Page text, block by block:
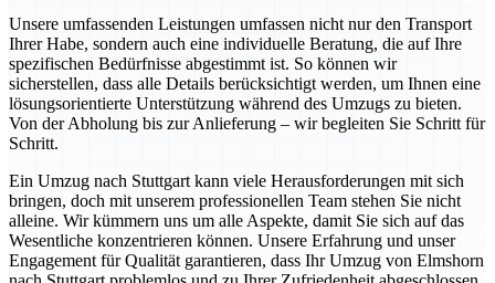
Unsere umfassenden Leistungen umfassen nicht nur den Transport
Ihrer Habe, sondern auch eine individuelle Beratung, die auf Ihre
spezifischen Bedürfnisse abgestimmt ist. So können wir
sicherstellen, dass alle Details berücksichtigt werden, um Ihnen eine
lösungsorientierte Unterstützung während des Umzugs zu bieten.
Von der Abholung bis zur Anlieferung – wir begleiten Sie Schritt für
Schritt.
Ein Umzug nach Stuttgart kann viele Herausforderungen mit sich
bringen, doch mit unserem professionellen Team stehen Sie nicht
alleine. Wir kümmern uns um alle Aspekte, damit Sie sich auf das
Wesentliche konzentrieren können. Unsere Erfahrung und unser
Engagement für Qualität garantieren, dass Ihr Umzug von Elmshorn